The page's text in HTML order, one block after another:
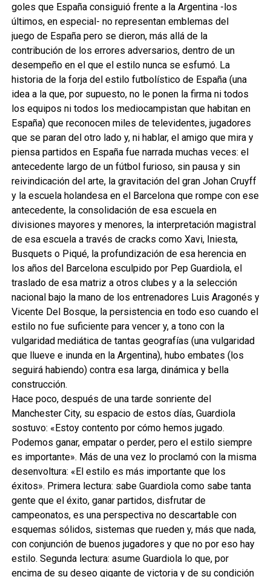
goles que España consiguió frente a la Argentina -los
últimos, en especial- no representan emblemas del
juego de España pero se dieron, más allá de la
contribución de los errores adversarios, dentro de un
desempeño en el que el estilo nunca se esfumó. La
historia de la forja del estilo futbolístico de España (una
idea a la que, por supuesto, no le ponen la firma ni todos
los equipos ni todos los mediocampistan que habitan en
España) que reconocen miles de televidentes, jugadores
que se paran del otro lado y, ni hablar, el amigo que mira y
piensa partidos en España fue narrada muchas veces: el
antecedente largo de un fútbol furioso, sin pausa y sin
reivindicación del arte, la gravitación del gran Johan Cruyff
y la escuela holandesa en el Barcelona que rompe con ese
antecedente, la consolidación de esa escuela en
divisiones mayores y menores, la interpretación magistral
de esa escuela a través de cracks como Xavi, Iniesta,
Busquets o Piqué, la profundización de esa herencia en
los años del Barcelona esculpido por Pep Guardiola, el
traslado de esa matriz a otros clubes y a la selección
nacional bajo la mano de los entrenadores Luis Aragonés y
Vicente Del Bosque, la persistencia en todo eso cuando el
estilo no fue suficiente para vencer y, a tono con la
vulgaridad mediática de tantas geografías (una vulgaridad
que llueve e inunda en la Argentina), hubo embates (los
seguirá habiendo) contra esa larga, dinámica y bella
construcción.
Hace poco, después de una tarde sonriente del
Manchester City, su espacio de estos días, Guardiola
sostuvo: «Estoy contento por cómo hemos jugado.
Podemos ganar, empatar o perder, pero el estilo siempre
es importante». Más de una vez lo proclamó con la misma
desenvoltura: «El estilo es más importante que los
éxitos». Primera lectura: sabe Guardiola como sabe tanta
gente que el éxito, ganar partidos, disfrutar de
campeonatos, es una perspectiva no descartable con
esquemas sólidos, sistemas que rueden y, más que nada,
con conjunción de buenos jugadores y que no por eso hay
estilo. Segunda lectura: asume Guardiola lo que, por
encima de su deseo gigante de victoria y de su condición